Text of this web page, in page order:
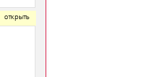
открыть